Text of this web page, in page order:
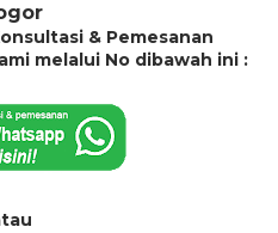
& Pemesanan
melalui No dibawah ini :